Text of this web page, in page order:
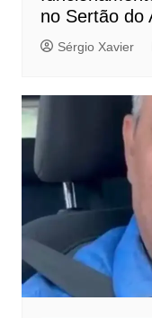
no Sertão do
Sérgio Xavier